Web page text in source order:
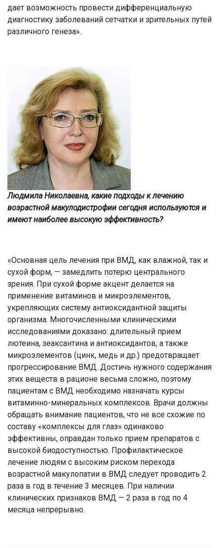
дает возможность провести дифференциальную
диагностику заболеваний сетчатки и зрительных путей
различного генеза».
Людмила Николаевна, какие подходы к лечению
возрастной макулодистрофии сегодня используются и
имеют наиболее высокую эффективность?
«Основная цель лечения при ВМД, как влажной, так и
сухой форм, — замедлить потерю центрального
зрения. При сухой форме акцент делается на
применение витаминов и микроэлементов,
укрепляющих систему антиоксидантной защиты
организма. Многочисленными клиническими
исследованиями доказано: длительный прием
лютеина, зеаксантина и антиоксидантов, а также
микроэлементов (цинк, медь и др.) предотвращает
прогрессирование ВМД. Достичь нужного содержания
этих веществ в рационе весьма сложно, поэтому
пациентам с ВМД необходимо назначать курсы
витаминно-минеральных комплексов. Врачи должны
обращать внимание пациентов, что не все схожие по
составу «комплексы для глаз» одинаково
эффективны, оправдан только прием препаратов с
высокой биодоступностью. Профилактическое
лечение людям с высоким риском перехода
возрастной макулопатии в ВМД следует проводить 2
раза в год в течение 3 месяцев. При наличии
клинических признаков ВМД — 2 раза в год по 4
месяца непрерывно.